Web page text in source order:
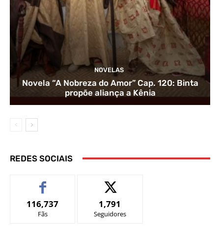
NOVELAS
Novela “A Nobreza do Amor” Cap. 120: Binta
propõe aliança a Kênia
REDES SOCIAIS
116,737
Fãs
1,791
Seguidores